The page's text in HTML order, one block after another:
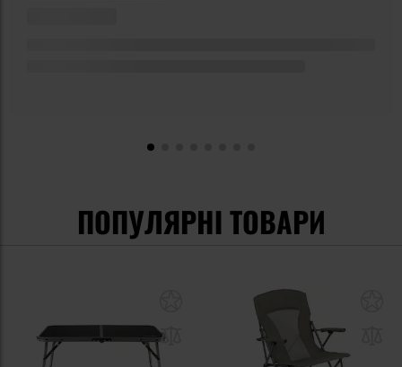
ПОПУЛЯРНІ ТОВАРИ